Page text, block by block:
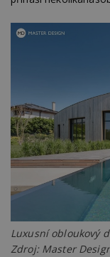
Luxusní obloukový
Zdroj: Master